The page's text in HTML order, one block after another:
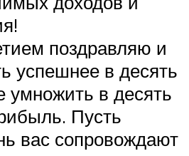
поздравляю и
успешнее в десять
умножить в десять
Пусть
вас сопровождают